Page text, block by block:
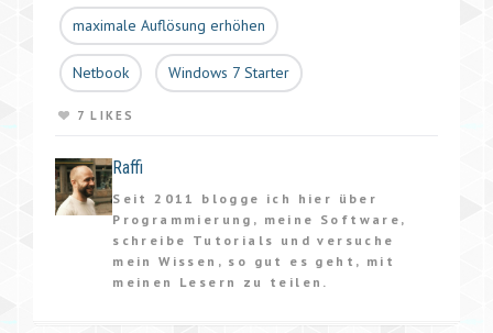
maximale Auflösung erhöhen
Netbook Windows 7 Starter
7 LIKES
Raffi
Seit 2011 blogge ich hier über
Programmierung, meine Software,
schreibe Tutorials und versuche
mein Wissen, so gut es geht, mit
meinen Lesern zu teilen.